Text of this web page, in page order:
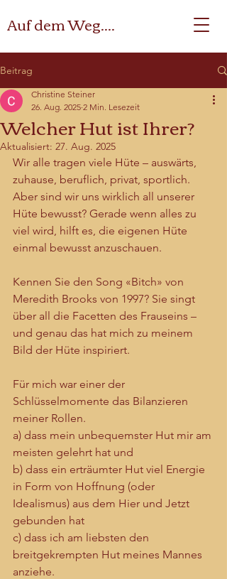
Auf dem Weg....
Beitrag
Welcher Hut ist Ihrer?
Christine Steiner
26. Aug. 2025 2 Min. Lesezeit
Aktualisiert: 27. Aug. 2025
Wir alle tragen viele Hüte – auswärts,
zuhause, beruflich, privat, sportlich.
Aber sind wir uns wirklich all unserer
Hüte bewusst? Gerade wenn alles zu
viel wird, hilft es, die eigenen Hüte
einmal bewusst anzuschauen.
Kennen Sie den Song «Bitch» von
Meredith Brooks von 1997? Sie singt
über all die Facetten des Frauseins –
und genau das hat mich zu meinem
Bild der Hüte inspiriert.
Für mich war einer der
Schlüsselmomente das Bilanzieren
meiner Rollen.
a) dass mein unbequemster Hut mir am
meisten gelehrt hat und
b) dass ein erträumter Hut viel Energie
in Form von Hoffnung (oder
Idealismus) aus dem Hier und Jetzt
gebunden hat
c) dass ich am liebsten den
breitgekrempten Hut meines Mannes
anziehe.